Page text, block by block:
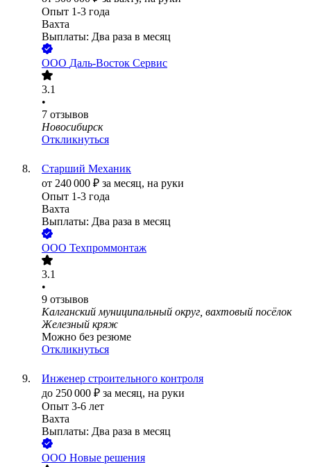
Опыт 1-3 года
Вахта
Выплаты: Два раза в месяц
ООО Даль-Восток Сервис
3.1
•
7 отзывов
Новосибирск
Откликнуться
Старший Механик
от 240 000 ₽ за месяц, на руки
Опыт 1-3 года
Вахта
Выплаты: Два раза в месяц
ООО Техпроммонтаж
3.1
•
9 отзывов
Калганский муниципальный округ, вахтовый посёлок
Железный кряж
Можно без резюме
Откликнуться
Инженер строительного контроля
до 250 000 ₽ за месяц, на руки
Опыт 3-6 лет
Вахта
Выплаты: Два раза в месяц
ООО Новые решения